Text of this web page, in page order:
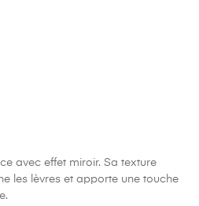
avec effet miroir. Sa texture
les lèvres et apporte une touche